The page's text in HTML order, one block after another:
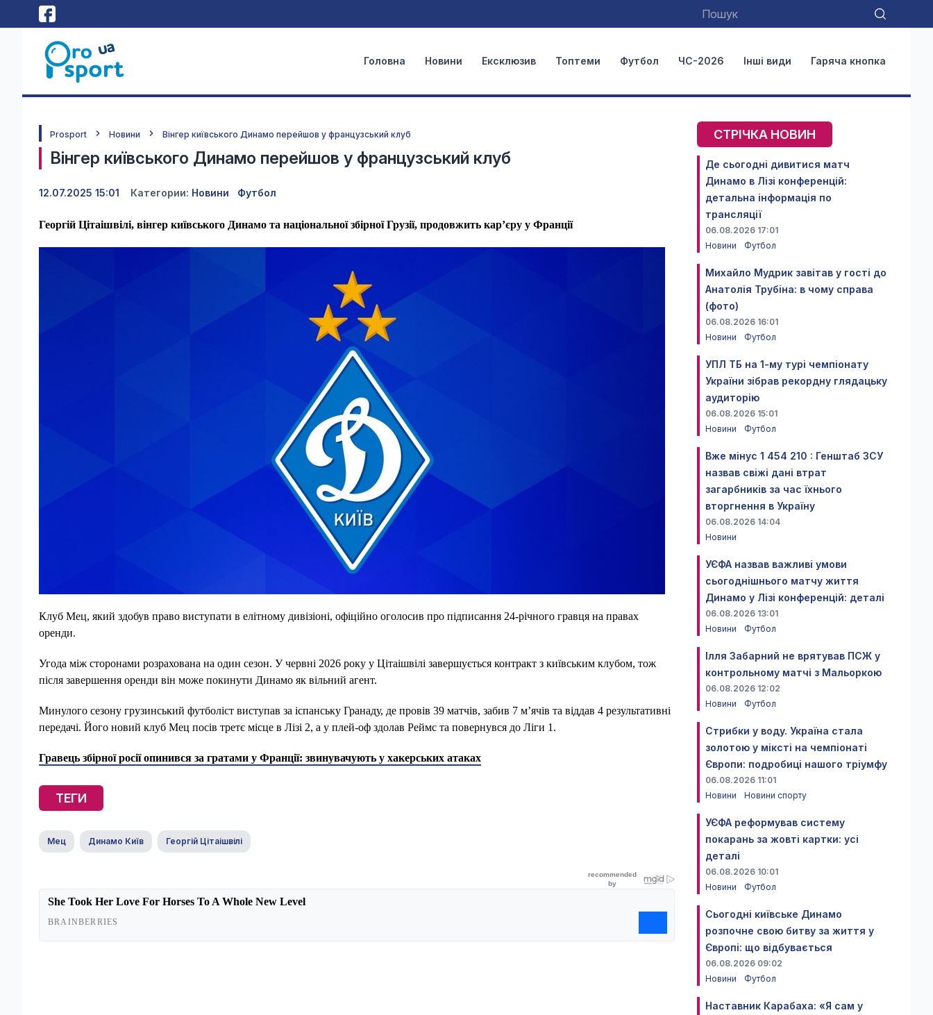
Головна Новини Ексклюзив Топтеми Футбол ЧС-2026 Інші види Гаряча кнопка
Prosport Новини Вінгер київського Динамо перейшов у французський клуб
Вінгер київського Динамо перейшов у французський клуб
12.07.2025 15:01 Категории: Новини Футбол
Георгій Цітаішвілі, вінгер київського Динамо та національної збірної Грузії, продовжить кар’єру у Франції
Клуб Мец, який здобув право виступати в елітному дивізіоні, офіційно оголосив про підписання 24-річного гравця на правах
оренди.
Угода між сторонами розрахована на один сезон. У червні 2026 року у Цітаішвілі завершується контракт з київським клубом, тож
після завершення оренди він може покинути Динамо як вільний агент.
Минулого сезону грузинський футболіст виступав за іспанську Гранаду, де провів 39 матчів, забив 7 м’ячів та віддав 4 результативні
передачі. Його новий клуб Мец посів третє місце в Лізі 2, а у плей-оф здолав Реймс та повернувся до Ліги 1.
Гравець збірної росії опинився за гратами у Франції: звинувачують у хакерських атаках
ТЕГИ
Мец Динамо Київ Георгій Цітаішвілі
СТРІЧКА НОВИН
Де сьогодні дивитися матч
Динамо в Лізі конференцій:
детальна інформація по
трансляції
06.08.2026 17:01
Новини
Футбол
Михайло Мудрик завітав у гості до
Анатолія Трубіна: в чому справа
(фото)
06.08.2026 16:01
Новини
Футбол
УПЛ ТБ на 1-му турі чемпіонату
України зібрав рекордну глядацьку
аудиторію
06.08.2026 15:01
Новини
Футбол
Вже мінус 1 454 210 : Генштаб ЗСУ
назвав свіжі дані втрат
загарбників за час їхнього
вторгнення в Україну
06.08.2026 14:04
Новини
УЄФА назвав важливі умови
сьогоднішнього матчу життя
Динамо у Лізі конференцій: деталі
06.08.2026 13:01
Новини
Футбол
Ілля Забарний не врятував ПСЖ у
контрольному матчі з Мальоркою
06.08.2026 12:02
Новини
Футбол
Стрибки у воду. Україна стала
золотою у міксті на чемпіонаті
Європи: подробиці нашого тріумфу
06.08.2026 11:01
Новини
Новини спорту
УЄФА реформував систему
покарань за жовті картки: усі
деталі
06.08.2026 10:01
Новини
Футбол
Сьогодні київське Динамо
розпочне свою битву за життя у
Європі: що відбувається
06.08.2026 09:02
Новини
Футбол
Наставник Карабаха: «Я сам у